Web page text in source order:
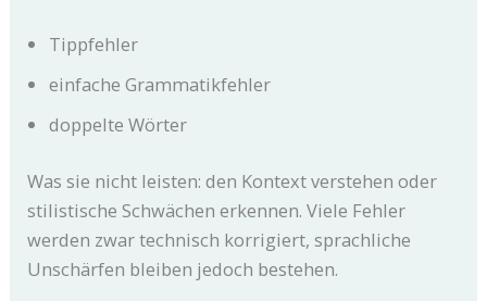
Tippfehler
einfache Grammatikfehler
doppelte Wörter
Was sie nicht leisten: den Kontext verstehen oder
stilistische Schwächen erkennen. Viele Fehler
werden zwar technisch korrigiert, sprachliche
Unschärfen bleiben jedoch bestehen.